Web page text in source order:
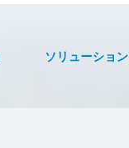
ソリューション